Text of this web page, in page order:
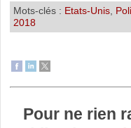
Mots-clés : Etats-Unis,
2018
Pour ne rien